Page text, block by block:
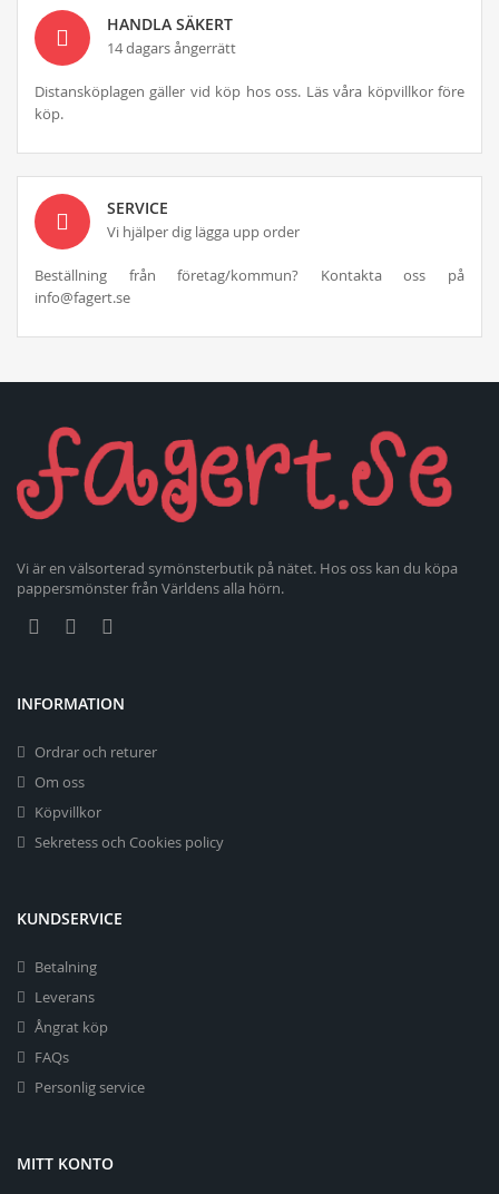
HANDLA SÄKERT
14 dagars ångerrätt
Distansköplagen gäller vid köp hos oss. Läs våra köpvillkor före
köp.
SERVICE
Vi hjälper dig lägga upp order
Beställning från företag/kommun? Kontakta oss på
info@fagert.se
Vi är en välsorterad symönsterbutik på nätet. Hos oss kan du köpa
pappersmönster från Världens alla hörn.
INFORMATION
Ordrar och returer
Om oss
Köpvillkor
Sekretess och Cookies policy
KUNDSERVICE
Betalning
Leverans
Ångrat köp
FAQs
Personlig service
MITT KONTO